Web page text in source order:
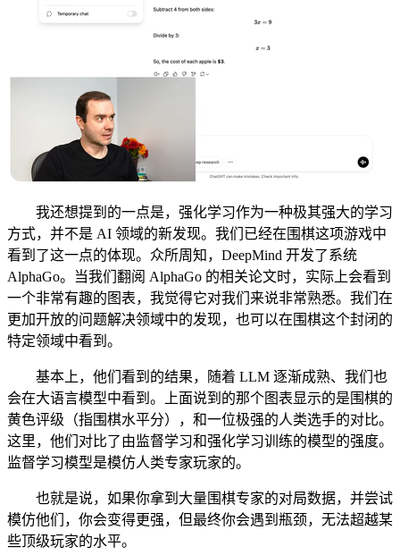
我还想提到的一点是，强化学习作为一种极其强大的学习
方式，并不是 AI 领域的新发现。我们已经在围棋这项游戏中
看到了这一点的体现。众所周知，DeepMind 开发了系统
AlphaGo。当我们翻阅 AlphaGo 的相关论文时，实际上会看到
一个非常有趣的图表，我觉得它对我们来说非常熟悉。我们在
更加开放的问题解决领域中的发现，也可以在围棋这个封闭的
特定领域中看到。
基本上，他们看到的结果，随着 LLM 逐渐成熟、我们也
会在大语言模型中看到。上面说到的那个图表显示的是围棋的
黄色评级（指围棋水平分），和一位极强的人类选手的对比。
这里，他们对比了由监督学习和强化学习训练的模型的强度。
监督学习模型是模仿人类专家玩家的。
也就是说，如果你拿到大量围棋专家的对局数据，并尝试
模仿他们，你会变得更强，但最终你会遇到瓶颈，无法超越某
些顶级玩家的水平。